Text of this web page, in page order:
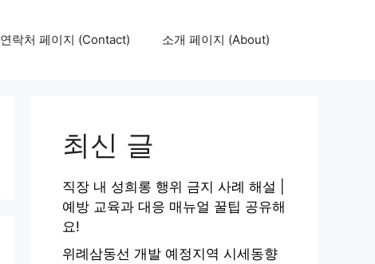
연락처 페이지 (Contact) 소개 페이지 (About)
최신 글
직장 내 성희롱 행위 금지 사례 해설 |
예방 교육과 대응 매뉴얼 꿀팁 공유해
요!
위례삼동선 개발 예정지역 시세동향